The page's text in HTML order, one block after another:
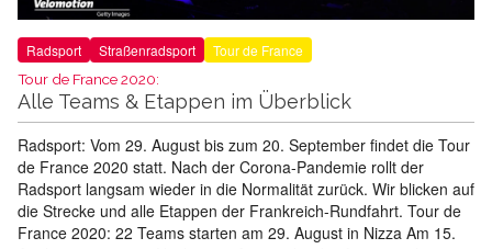
Radsport Straßenradsport Tour de France
Tour de France 2020:
Alle Teams & Etappen im Überblick
Radsport: Vom 29. August bis zum 20. September findet die Tour
de France 2020 statt. Nach der Corona-Pandemie rollt der
Radsport langsam wieder in die Normalität zurück. Wir blicken auf
die Strecke und alle Etappen der Frankreich-Rundfahrt. Tour de
France 2020: 22 Teams starten am 29. August in Nizza Am 15.